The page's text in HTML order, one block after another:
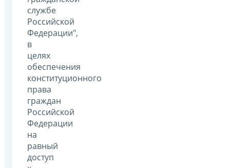
службе
Российской
Федерации",
в
целях
обеспечения
конституционного
права
граждан
Российской
Федерации
на
равный
доступ